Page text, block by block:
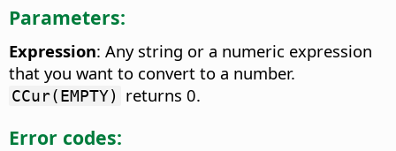
Parameters:
Expression: Any string or a numeric expression
that you want to convert to a number.
CCur(EMPTY) returns 0.
Error codes: